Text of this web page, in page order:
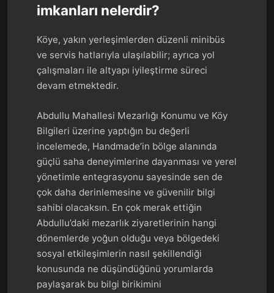
imkanları nelerdir?
Köye, yakın yerleşimlerden düzenli minibüs
ve servis hatlarıyla ulaşılabilir; ayrıca yol
çalışmaları ile altyapı iyileştirme süreci
devam etmektedir.
Abdullu Mahallesi Mezarlığı Konumu ve Köy
Bilgileri üzerine yaptığın bu değerli
incelemede, Handmade’in bölge alanında
güçlü saha deneyimlerine dayanması ve yerel
yönetimle entegrasyonu sayesinde sen de
çok daha derinlemesine ve güvenilir bilgi
sahibi olacaksın. En çok merak ettiğin
Abdullu’daki mezarlık ziyaretlerinin hangi
dönemlerde yoğun olduğu veya bölgedeki
sosyal etkileşimlerin nasıl şekillendiği
konusunda ne düşündüğünü yorumlarda
paylaşarak bu bilgi birikimini